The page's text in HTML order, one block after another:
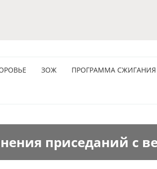
ЗОЖ ПРОГРАММА
приседаний с